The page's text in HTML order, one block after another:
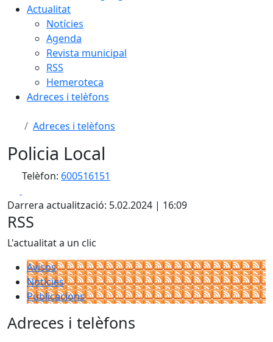
Actualitat
Notícies
Agenda
Revista municipal
RSS
Hemeroteca
Adreces i telèfons
Adreces i telèfons
Policia Local
Telèfon: 600516151
Darrera actualització: 5.02.2024 | 16:09
RSS
L'actualitat a un clic
Avisos
Notícies
Publicacions
Adreces i telèfons